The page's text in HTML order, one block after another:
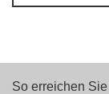
So erreichen